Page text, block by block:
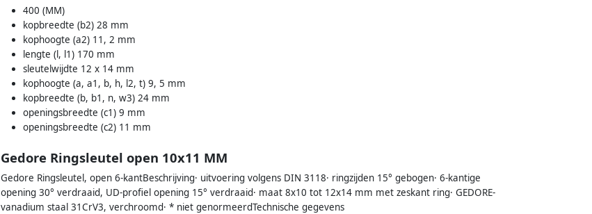
400 (MM)
kopbreedte (b2) 28 mm
kophoogte (a2) 11, 2 mm
lengte (l, l1) 170 mm
sleutelwijdte 12 x 14 mm
kophoogte (a, a1, b, h, l2, t) 9, 5 mm
kopbreedte (b, b1, n, w3) 24 mm
openingsbreedte (c1) 9 mm
openingsbreedte (c2) 11 mm
Gedore Ringsleutel open 10x11 MM
Gedore Ringsleutel, open 6-kantBeschrijving· uitvoering volgens DIN 3118· ringzijden 15° gebogen· 6-kantige
opening 30° verdraaid, UD-profiel opening 15° verdraaid· maat 8x10 tot 12x14 mm met zeskant ring· GEDORE-
vanadium staal 31CrV3, verchroomd· * niet genormeerdTechnische gegevens